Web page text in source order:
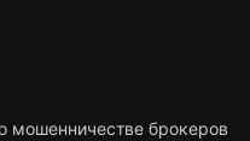
мошенничестве брокеров